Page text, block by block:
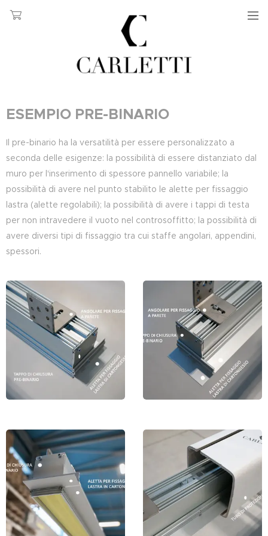
ESEMPIO PRE-BINARIO
Il pre-binario ha la versatilità per essere personalizzato a
seconda delle esigenze: la possibilità di essere distanziato dal
muro per l'inserimento di spessore pannello variabile; la
possibilità di avere nel punto stabilito le alette per fissaggio
lastra (alette regolabili); la possibilità di avere i tappi di testa
per non intravedere il vuoto nel controsoffitto; la possibilità di
avere diversi tipi di fissaggio tra cui staffe angolari, appendini,
spessori.